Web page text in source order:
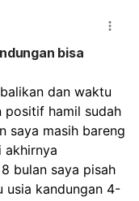
dikaitkan dengan
kesuburan.
yang terkait
adanya bukti ilmiah
untuk merangsang
soda
atau kekhawatiran
kondisi kehamilan
disarankan untuk
atau bidan
saran medis yang
bisa
dan waktu
positif hamil sudah
saya masih bareng
akhirnya
bulan saya pisah
usia kandungan 4-